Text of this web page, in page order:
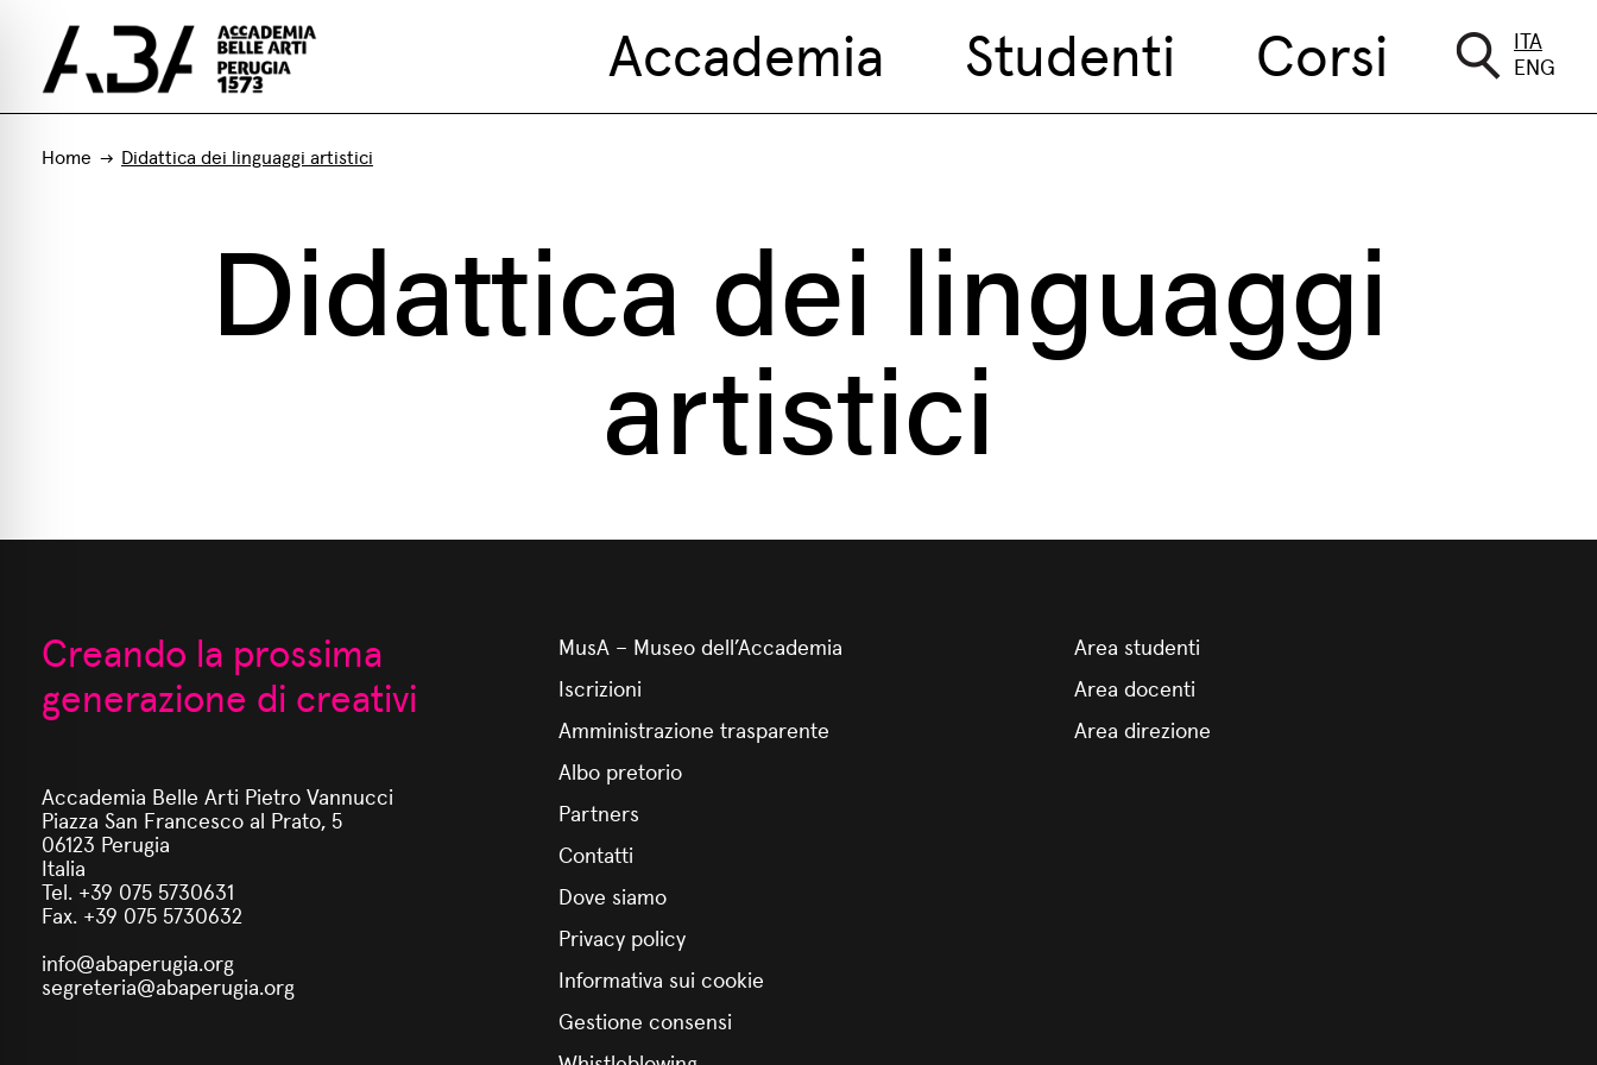
ITA
ENG
Accademia Studenti Corsi
Home Didattica dei linguaggi artistici
Didattica dei linguaggi
artistici
Creando la prossima
generazione di creativi
Accademia Belle Arti Pietro Vannucci
Piazza San Francesco al Prato, 5
06123 Perugia
Italia
Tel. +39 075 5730631
Fax. +39 075 5730632
info@abaperugia.org
segreteria@abaperugia.org
MusA – Museo dell’Accademia
Iscrizioni
Amministrazione trasparente
Albo pretorio
Partners
Contatti
Dove siamo
Privacy policy
Informativa sui cookie
Gestione consensi
Area studenti
Area docenti
Area direzione